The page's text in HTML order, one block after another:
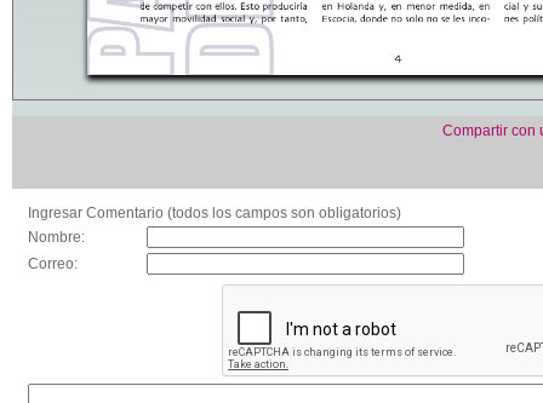
Compartir con
Ingresar Comentario (todos los campos son obligatorios)
Nombre:
Correo: